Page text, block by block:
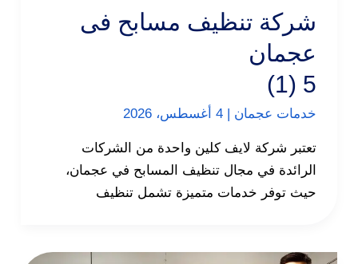
شركة تنظيف مسابح فى
عجمان
5 (1)
خدمات عجمان 4 أغسطس، 2026
تعتبر شركة لايف كلين واحدة من الشركات
الرائدة في مجال تنظيف المسابح في عجمان،
حيث توفر خدمات متميزة تشمل تنظيف